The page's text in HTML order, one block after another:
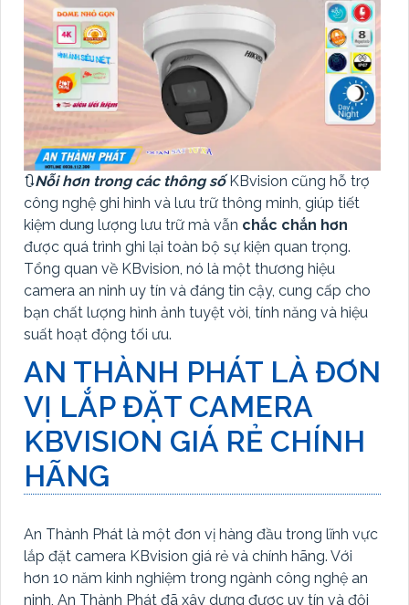
🔃Nỗi hơn trong các thông sốKBvision cũng hỗ trợ
công nghệ ghi hình và lưu trữ thông minh, giúp tiết
kiệm dung lượng lưu trữ mà vẫn chắc chắn hơn
được quá trình ghi lại toàn bộ sự kiện quan trọng.
Tổng quan về KBvision, nó là một thương hiệu
camera an ninh uy tín và đáng tin cậy, cung cấp cho
bạn chất lượng hình ảnh tuyệt vời, tính năng và hiệu
suất hoạt động tối ưu.
AN THÀNH PHÁT LÀ ĐƠN
VỊ LẮP ĐẶT CAMERA
KBVISION GIÁ RẺ CHÍNH
HÃNG
An Thành Phát là một đơn vị hàng đầu trong lĩnh vực
lắp đặt camera KBvision giá rẻ và chính hãng. Với
hơn 10 năm kinh nghiệm trong ngành công nghệ an
ninh, An Thành Phát đã xây dựng được uy tín và đội